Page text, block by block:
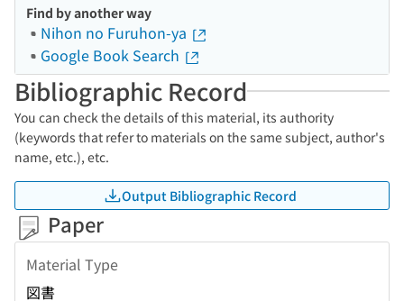
Find by another way
Nihon no Furuhon-ya
Google Book Search
Bibliographic Record
You can check the details of this material, its authority
(keywords that refer to materials on the same subject, author's
name, etc.), etc.
Output Bibliographic Record
Paper
Material Type
図書